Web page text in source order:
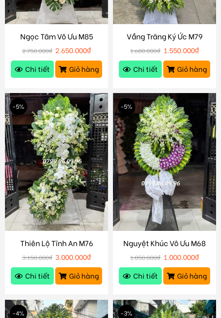
Ngọc Tâm Vô Ưu M85
2.750.000₫ 2.650.000₫
Chi tiết
Giỏ hàng
Vầng Trăng Ký Ức M79
1.600.000₫ 1.550.000₫
Chi tiết
Giỏ hàng
-5%
Thiên Lộ Tĩnh An M76
3.150.000₫ 3.000.000₫
Chi tiết
Giỏ hàng
-5%
Nguyệt Khúc Vô Ưu M68
1.050.000₫ 1.000.000₫
Chi tiết
Giỏ hàng
-4% -3%